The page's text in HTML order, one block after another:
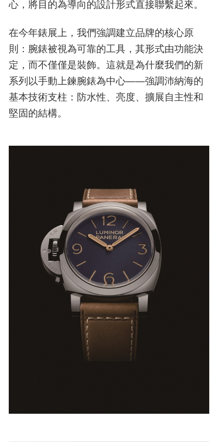
心，將目的為導向的設計形式直接聯繫起來。
在今年錶展上，我們強調建立品牌的核心原
則：腕錶被視為可靠的工具，其形式由功能決
定，而不僅僅是裝飾。這就是為什麼我們的新
系列以手動上鍊腕錶為中心——強調沛納海的
基本技術支柱：防水性、亮度、擴展自主性和
堅固的結構。